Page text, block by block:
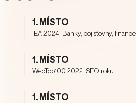
.
1. MÍSTO
IEA 2024: Banky, pojišťovny, finance
1. MÍSTO
WebTop100 2022: SEO roku
1. MÍSTO